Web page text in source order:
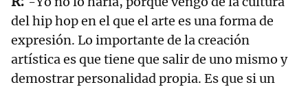
del hip hop en el que el arte es una forma de
expresión. Lo importante de la creación
artística es que tiene que salir de uno mismo y
demostrar personalidad propia. Es que si un